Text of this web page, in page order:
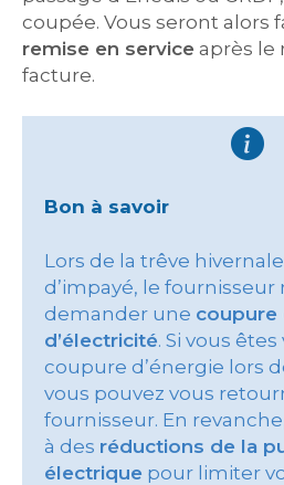
coupée. Vous seront alors
remise en service après le
facture.
Bon à savoir
Lors de la trêve
d’impayé, le fournisseur
demander une coupure
d’électricité. Si vous
coupure d’énergie lors
vous pouvez vous
fournisseur. En
à des réductions de la
électrique pour limiter